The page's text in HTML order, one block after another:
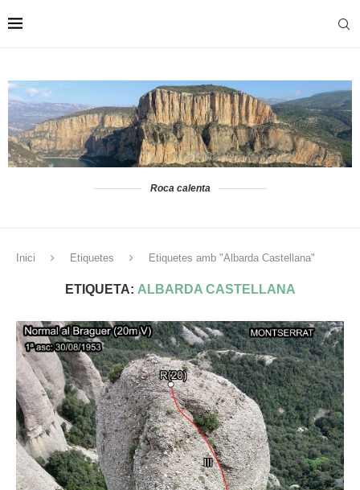
Roca calenta
Inici Etiquetes Etiquetes amb "Albarda Castellana"
ETIQUETA: ALBARDA CASTELLANA